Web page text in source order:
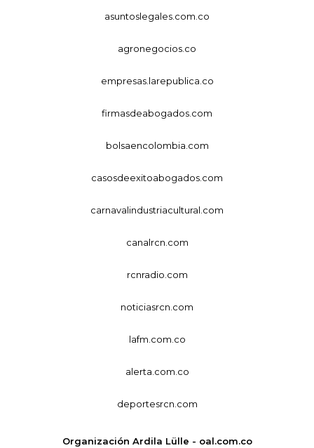
asuntoslegales.com.co
agronegocios.co
empresas.larepublica.co
firmasdeabogados.com
bolsaencolombia.com
casosdeexitoabogados.com
carnavalindustriacultural.com
canalrcn.com
rcnradio.com
noticiasrcn.com
lafm.com.co
alerta.com.co
deportesrcn.com
Organización Ardila Lülle - oal.com.co